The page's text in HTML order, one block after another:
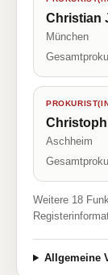
Christian
München
Aschheim
Weitere 18
Allgemeine